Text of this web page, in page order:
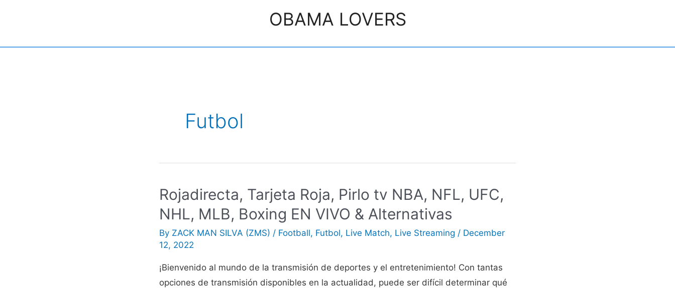
OBAMA LOVERS
Futbol
Rojadirecta, Tarjeta Roja, Pirlo tv NBA, NFL, UFC,
NHL, MLB, Boxing EN VIVO & Alternativas
By ZACK MAN SILVA (ZMS) / Football, Futbol, Live Match, Live Streaming / December
12, 2022
¡Bienvenido al mundo de la transmisión de deportes y el entretenimiento! Con tantas
opciones de transmisión disponibles en la actualidad, puede ser difícil determinar qué